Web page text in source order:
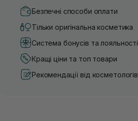
Безпечні способи оплати
Тільки оригінальна косметика
Система бонусів та лояльності
Кращі ціни та топ товари
Рекомендації від косметологів